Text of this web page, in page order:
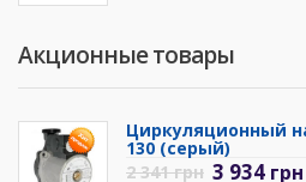
Акционные товары
Циркуляционный
130 (серый)
2 341грн 3 934 грн